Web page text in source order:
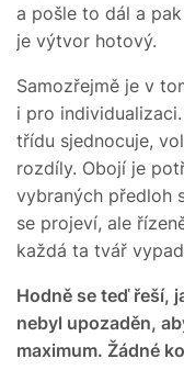
a pošle to dál a
je výtvor hotový.
Samozřejmě je v
i pro
třídu sjednocuje,
rozdíly. Obojí je
vybraných předloh
se projeví, ale
každá ta tvář
Hodně se teď řeší,
nebyl upozaděn,
maximum. Žádné